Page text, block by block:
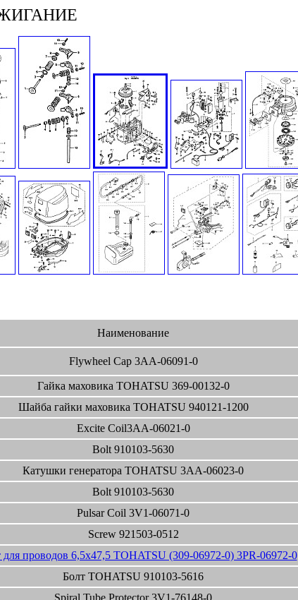
Наименование
Flywheel Cap 3AA-06091-0
Гайка маховика TOHATSU 369-00132-0
Шайба гайки маховика TOHATSU 940121-1200
Excite Coil3AA-06021-0
Bolt 910103-5630
Катушки генератора TOHATSU 3AA-06023-0
Bolt 910103-5630
Pulsar Coil 3V1-06071-0
Screw 921503-0512
проводов 6,5x47,5 TOHATSU (309-06972-0) 3PR-06972-0
Болт TOHATSU 910103-5616
Spiral Tube Protector 3V1-76148-0